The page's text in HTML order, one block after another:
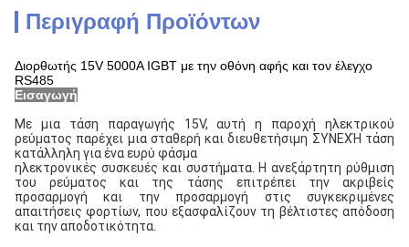
Περιγραφή Προϊόντων
Διορθωτής 15V 5000A IGBT με την οθόνη αφής και τον έλεγχο
RS485
Εισαγωγή
Με μια τάση παραγωγής 15V, αυτή η παροχή ηλεκτρικού
ρεύματος παρέχει μια σταθερή και διευθετήσιμη ΣΥΝΕΧΉ τάση
κατάλληλη για ένα ευρύ φάσμα
ηλεκτρονικές συσκευές και συστήματα. Η ανεξάρτητη ρύθμιση
του ρεύματος και της τάσης επιτρέπει την ακριβείς
προσαρμογή και την προσαρμογή στις συγκεκριμένες
απαιτήσεις φορτίων, που εξασφαλίζουν τη βέλτιστες απόδοση
και την αποδοτικότητα.